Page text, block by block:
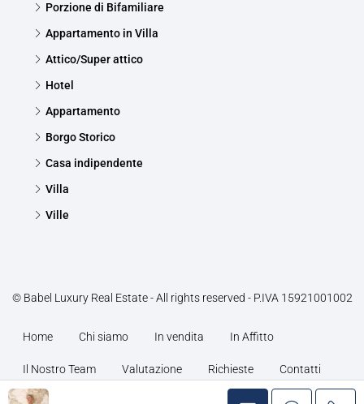
Porzione di Bifamiliare
Appartamento in Villa
Attico/Super attico
Hotel
Appartamento
Borgo Storico
Casa indipendente
Villa
Ville
© Babel Luxury Real Estate - All rights reserved - P.IVA 15921001002
Home Chi siamo In vendita In Affitto
Il Nostro Team Valutazione Richieste Contatti